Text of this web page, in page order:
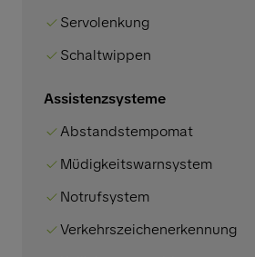
Servolenkung
Schaltwippen
Assistenzsysteme
Abstandstempomat
Müdigkeitswarnsystem
Notrufsystem
Verkehrszeichenerkennung